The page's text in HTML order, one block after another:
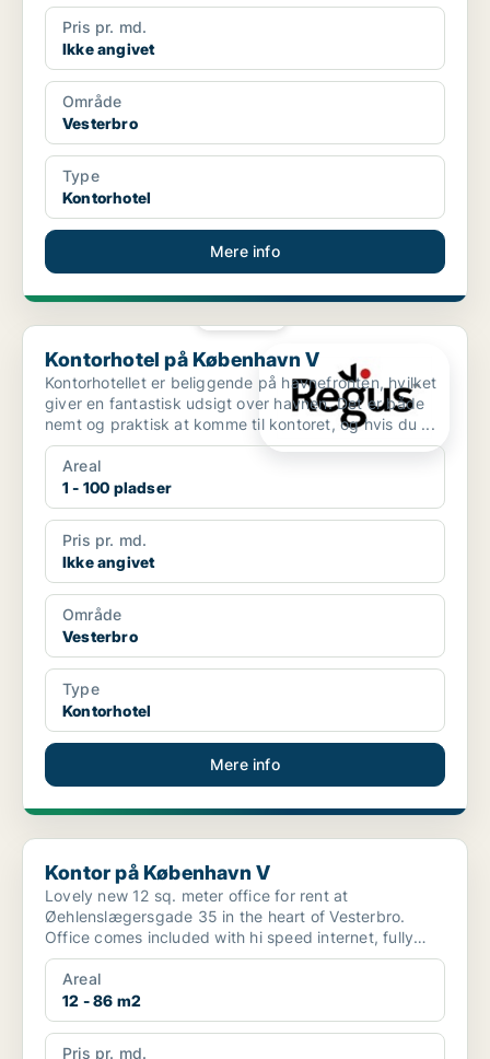
Pris pr. md.
Ikke angivet
Område
Vesterbro
Type
Kontorhotel
Mere info
Kontorhotel på København V
Kontorhotel på København V
Kontorhotellet er beliggende på havnefronten, hvilket
giver en fantastisk udsigt over havnen. Det er både
nemt og praktisk at komme til kontoret, og hvis du ...
Areal
1 - 100 pladser
Pris pr. md.
Ikke angivet
Område
Vesterbro
Type
Kontorhotel
Mere info
Kontor på København V
Kontor på København V
Lovely new 12 sq. meter office for rent at
Øehlenslægersgade 35 in the heart of Vesterbro.
Office comes included with hi speed internet, fully
equipped kitch...
Areal
12 - 86 m2
Pris pr. md.